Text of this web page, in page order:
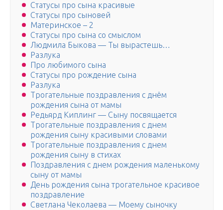
Статусы про сына красивые
Статусы про сыновей
Материнское – 2
Статусы про сына со смыслом
Людмила Быкова — Ты вырастешь…
Разлука
Про любимого сына
Статусы про рождение сына
Разлука
Трогательные поздравления с днём
рождения сына от мамы
Редьярд Киплинг — Сыну посвящается
Трогательные поздравления с днем
рождения сыну красивыми словами
Трогательные поздравления с днем
рождения сыну в стихах
Поздравления с днем рождения маленькому
сыну от мамы
День рождения сына трогательное красивое
поздравление
Светлана Чеколаева — Моему сыночку